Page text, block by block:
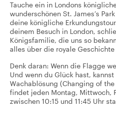
Tauche ein in Londons
wunderschönen St. James’s
deine königliche
deinem Besuch in London,
Königsfamilie, die uns so
alles über die royale
Denk daran: Wenn die Flagge
Und wenn du Glück hast,
Wachablösung (Changing of
findet jeden Montag, Mittwoch,
zwischen 10:15 und 11:45 Uhr